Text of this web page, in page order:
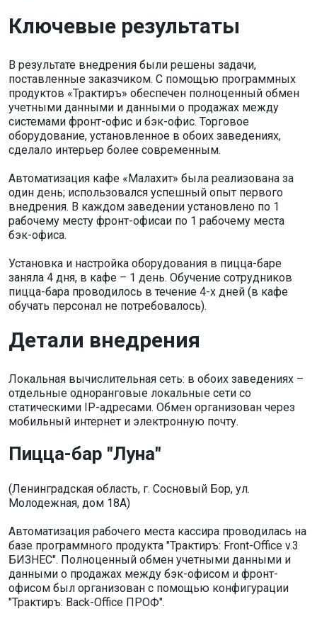
Ключевые результаты
В результате внедрения были решены задачи,
поставленные заказчиком. С помощью программных
продуктов «Трактиръ» обеспечен полноценный обмен
учетными данными и данными о продажах между
системами фронт-офис и бэк-офис. Торговое
оборудование, установленное в обоих заведениях,
сделало интерьер более современным.
Автоматизация кафе «Малахит» была реализована за
один день; использовался успешный опыт первого
внедрения. В каждом заведении установлено по 1
рабочему месту фронт-офисаи по 1 рабочему места
бэк-офиса.
Установка и настройка оборудования в пицца-баре
заняла 4 дня, в кафе – 1 день. Обучение сотрудников
пицца-бара проводилось в течение 4-х дней (в кафе
обучать персонал не потребовалось).
Детали внедрения
Локальная вычислительная сеть: в обоих заведениях –
отдельные одноранговые локальные сети со
статическими IP-адресами. Обмен организован через
мобильный интернет и электронную почту.
Пицца-бар "Луна"
(Ленинградская область, г. Сосновый Бор, ул.
Молодежная, дом 18А)
Автоматизация рабочего места кассира проводилась на
базе программного продукта "Трактиръ: Front-Office v.3
БИЗНЕС". Полноценный обмен учетными данными и
данными о продажах между бэк-офисом и фронт-
офисом был организован с помощью конфигурации
"Трактиръ: Back-Office ПРОФ".